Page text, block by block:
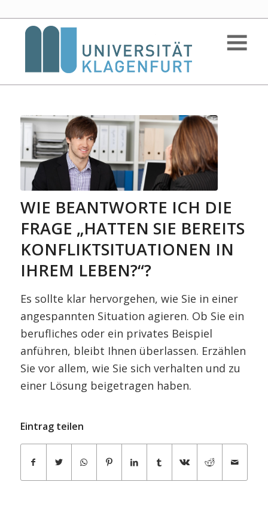
WIE BEANTWORTE ICH DIE
FRAGE „HATTEN SIE BEREITS
KONFLIKTSITUATIONEN IN
IHREM LEBEN?“?
Es sollte klar hervorgehen, wie Sie in einer
angespannten Situation agieren. Ob Sie ein
berufliches oder ein privates Beispiel
anführen, bleibt Ihnen überlassen. Erzählen
Sie vor allem, wie Sie sich verhalten und zu
einer Lösung beigetragen haben.
Eintrag teilen